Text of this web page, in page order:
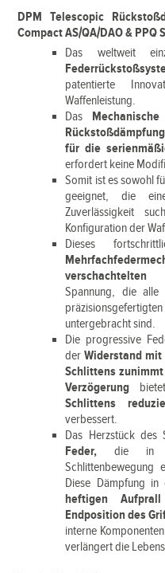
DPM Telescopic
Compact AS/QA/DAO & PPQ
Das weltweit
patentierte
Waffenleistung.
Das
für die
erfordert keine
Somit ist es sowohl
geeignet, die
Zuverlässigkeit
Konfiguration der
Dieses
verschachtelten
Spannung, die
untergebracht sind.
Die progressive
derWiderstand
Schlittens zunimmt
Verzögerung
Schlittens
verbessert.
Das Herzstück
Feder, die in
Schlittenbewegung
Diese Dämpfung
heftigen
Endposition des
interne
verlängert die